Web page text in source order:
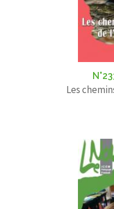
Les